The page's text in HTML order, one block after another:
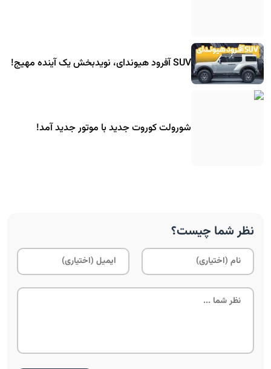
SUV آفرود هیوندای، نویدبخش یک آینده مهیج!
شورولت کوروت جدید با موتور جدید آمد!
نظر شما چیست؟